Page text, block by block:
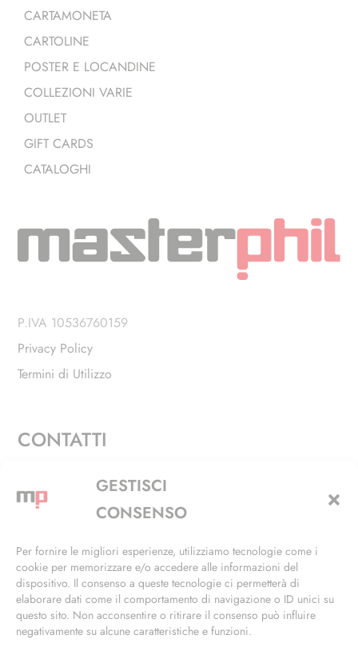
GESTISCI
CONSENSO
Per fornire le migliori esperienze, utilizziamo tecnologie come i
cookie per memorizzare e/o accedere alle informazioni del
dispositivo. Il consenso a queste tecnologie ci permetterà di
elaborare dati come il comportamento di navigazione o ID unici su
questo sito. Non acconsentire o ritirare il consenso può influire
negativamente su alcune caratteristiche e funzioni.
CARTAMONETA
CARTOLINE
POSTER E LOCANDINE
COLLEZIONI VARIE
OUTLET
GIFT CARDS
CATALOGHI
P.IVA 10536760159
Privacy Policy
Termini di Utilizzo
CONTATTI
Via Alfieri, 27 - Trezzano Sul Naviglio (MI)
+39 02 4846 3155
info@masterphil.it